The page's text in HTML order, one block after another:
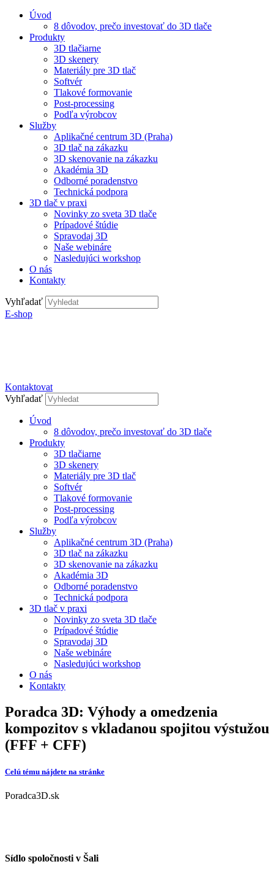
Úvod
8 dôvodov, prečo investovať do 3D tlače
Produkty
3D tlačiarne
3D skenery
Materiály pre 3D tlač
Softvér
Tlakové formovanie
Post-processing
Podľa výrobcov
Služby
Aplikačné centrum 3D (Praha)
3D tlač na zákazku
3D skenovanie na zákazku
Akadémia 3D
Odborné poradenstvo
Technická podpora
3D tlač v praxi
Novinky zo sveta 3D tlače
Prípadové štúdie
Spravodaj 3D
Naše webináre
Nasledujúci workshop
O nás
Kontakty
Vyhľadať
E-shop
Kontaktovat
Vyhľadať
Úvod
8 dôvodov, prečo investovať do 3D tlače
Produkty
3D tlačiarne
3D skenery
Materiály pre 3D tlač
Softvér
Tlakové formovanie
Post-processing
Podľa výrobcov
Služby
Aplikačné centrum 3D (Praha)
3D tlač na zákazku
3D skenovanie na zákazku
Akadémia 3D
Odborné poradenstvo
Technická podpora
3D tlač v praxi
Novinky zo sveta 3D tlače
Prípadové štúdie
Spravodaj 3D
Naše webináre
Nasledujúci workshop
O nás
Kontakty
Poradca 3D: Výhody a omedzenia
kompozitov s vkladanou spojitou výstužou
(FFF + CFF)
Celú tému nájdete na stránke
Poradca3D.sk
Sídlo spoločnosti v Šali